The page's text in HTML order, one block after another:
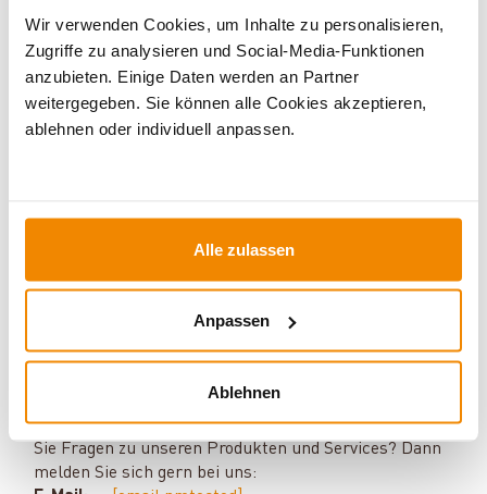
Wir verwenden Cookies, um Inhalte zu personalisieren,
Zugriffe zu analysieren und Social-Media-Funktionen
anzubieten. Einige Daten werden an Partner
weitergegeben. Sie können alle Cookies akzeptieren,
ablehnen oder individuell anpassen.
Alle zulassen
Anpassen
Ablehnen
Ihr Berater für Solarthermie und
Sven Klitzsch beschäftigt sich bereits seit einigen
Speichertechnik und regenerative Energien. Sein
Motto: Für jedes Problem gibt es eine Lösung. Haben
Sie Fragen zu unseren Produkten und Services? Dann
melden Sie sich gern bei uns: